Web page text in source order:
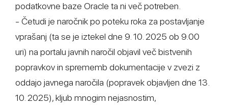
podatkovne baze Oracle ta ni več potreben.
- Četudi je naročnik po poteku roka za postavljanje
vprašanj (ta se je iztekel dne 9. 10. 2025 ob 9.00
uri) na portalu javnih naročil objavil več bistvenih
popravkov in sprememb dokumentacije v zvezi z
oddajo javnega naročila (popravek objavljen dne 13.
10. 2025), kljub mnogim nejasnostim,